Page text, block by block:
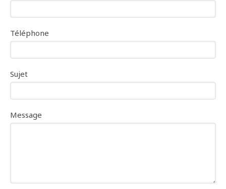
Téléphone
Sujet
Message